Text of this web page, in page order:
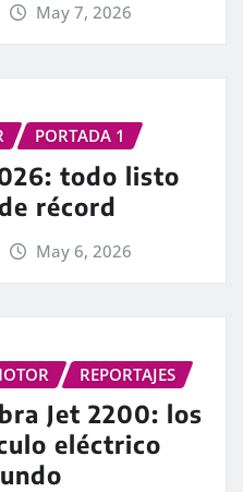
May 7, 2026
PORTADA 1
todo listo
récord
May 6, 2026
REPORTAJES
Jet 2200: los
eléctrico